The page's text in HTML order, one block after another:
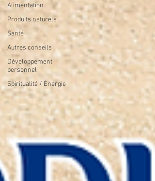
Alimentation
Produits naturels
Santé
Autres conseils
Développement
personnel
Spiritualité / Énergie